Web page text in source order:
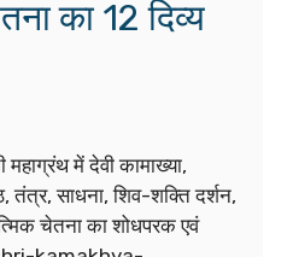
एवं
| काल भैरव